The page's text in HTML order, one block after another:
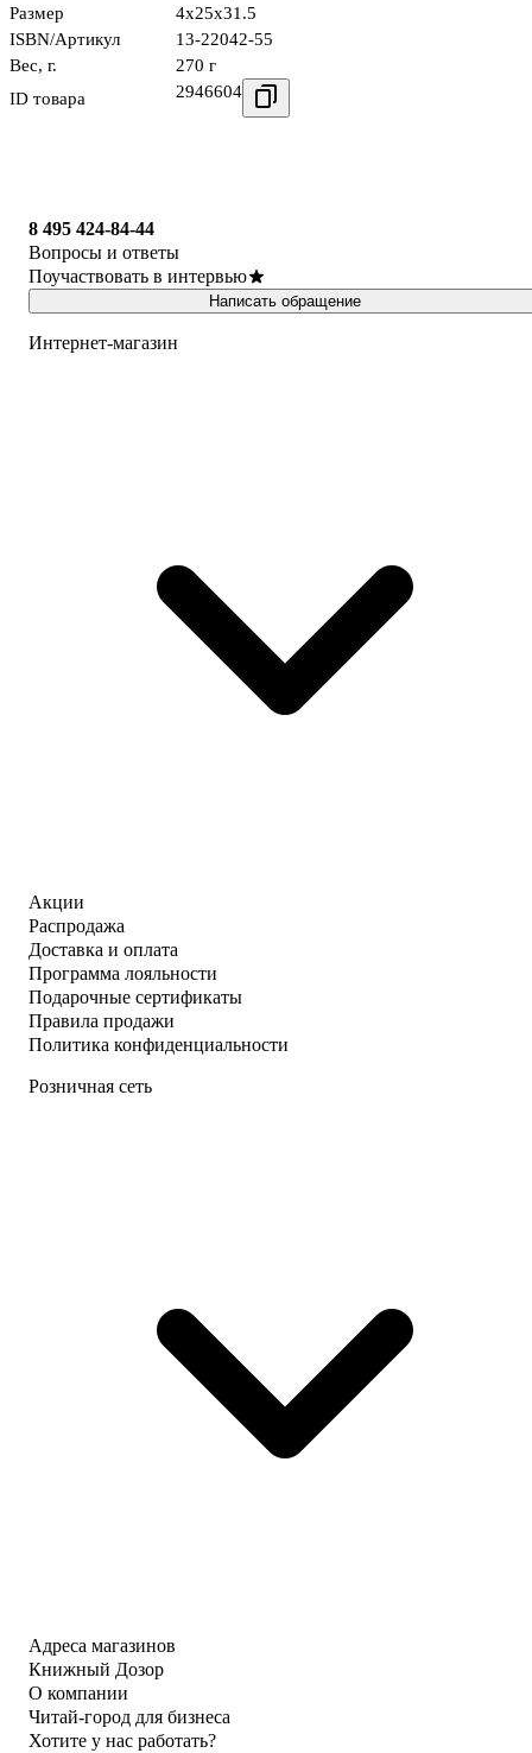
Размер
4x25x31.5
ISBN/Артикул
13-22042-55
Вес, г.
270 г
ID товара
2946604
8 495 424-84-44
Вопросы и ответы
Поучаствовать в интервью
Написать обращение
Интернет-магазин
Акции
Распродажа
Доставка и оплата
Программа лояльности
Подарочные сертификаты
Правила продажи
Политика конфиденциальности
Розничная сеть
Адреса магазинов
Книжный Дозор
О компании
Читай-город для бизнеса
Хотите у нас работать?